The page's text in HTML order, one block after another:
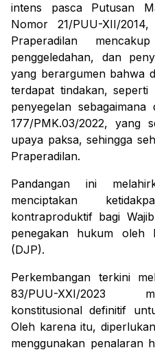
intens pasca Putusan
Nomor 21/PUU-XII/
Praperadilan
penggeledahan, dan
yang berargumen bahwa
terdapat tindakan, seperti
penyegelan
177/PMK.03/2022, yang
upaya paksa, sehingga
Praperadilan.
Pandangan ini
menciptakan
kontraproduktif bagi
penegakan hukum oleh
(DJP).
Perkembangan terkini
83/PUU-XXI/2023
konstitusional definitif
Oleh karena itu,
menggunakan penalaran